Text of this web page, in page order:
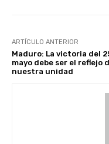
ARTÍCULO ANTERIOR
Maduro: La victoria del
mayo debe ser el reflejo
nuestra unidad